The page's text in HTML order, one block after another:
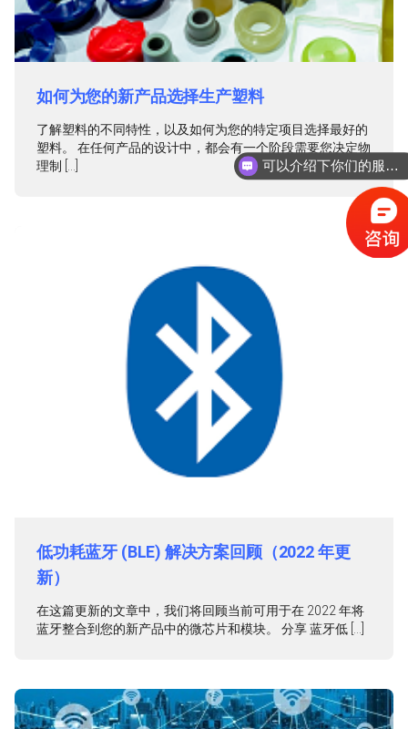
如何为您的新产品选择生产塑料
了解塑料的不同特性，以及如何为您的特定项目选择最好的
塑料。 在任何产品的设计中，都会有一个阶段需要您决定物
理制 […]
低功耗蓝牙 (BLE) 解决方案回顾（2022 年更
新）
在这篇更新的文章中，我们将回顾当前可用于在 2022 年将
蓝牙整合到您的新产品中的微芯片和模块。 分享 蓝牙低 […]
可以介绍下你们的服务内容么？